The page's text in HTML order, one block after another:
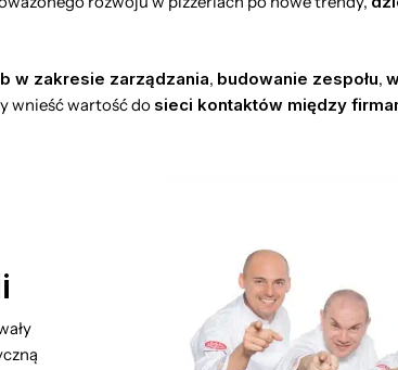
w zakresie zarządzania, budowanie zespołu,
wnieść wartość do sieci kontaktów między